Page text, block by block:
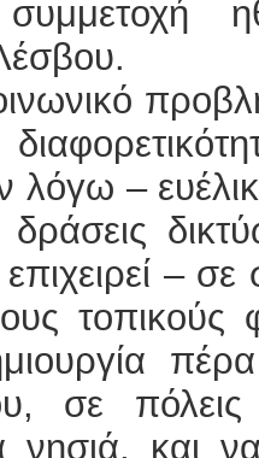
λόγω –
δράσεις
–
τοπικούς
σε
νησιά, και